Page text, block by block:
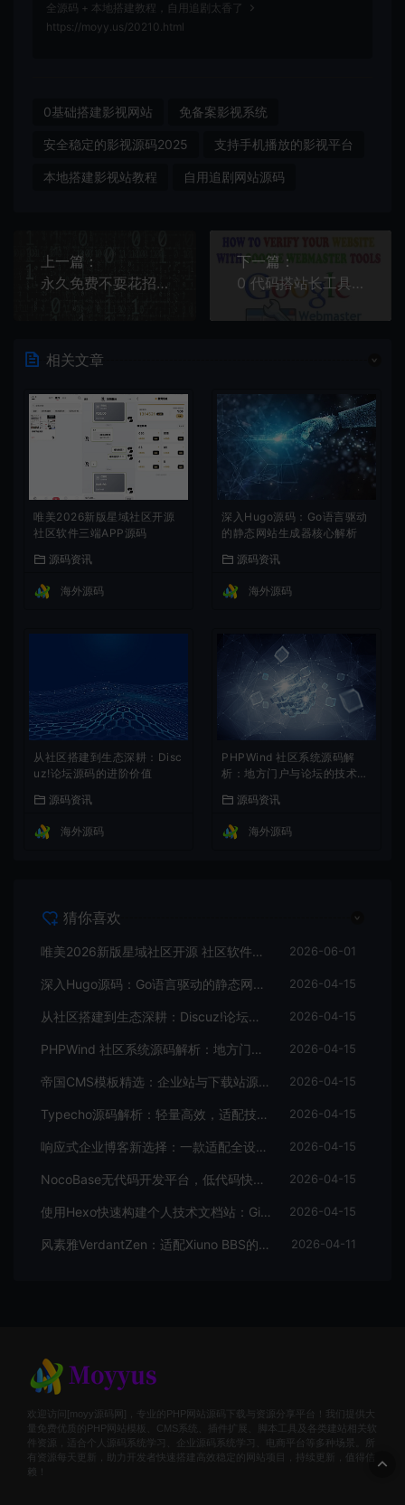
全源码 + 本地搭建教程，自用追剧太香了
https://moyy.us/20210.html
0基础搭建影视网站 免备案影视系统
安全稳定的影视源码2025 支持手机播放的影视平台
本地搭建影视站教程 自用追剧网站源码
上一篇：
永久免费不耍花招！这7个无套路源码网站程序员必收藏
下一篇：
0 代码搭站长工具箱！2025 开源源码 + 完整教程，新手 1 小时上手
相关文章
唯美2026新版星域社区开源
社区软件三端APP源码
源码资讯
海外源码
深入Hugo源码：Go语言驱动
的静态网站生成器核心解析
源码资讯
海外源码
从社区搭建到生态深耕：Disc
uz!论坛源码的进阶价值
源码资讯
海外源码
PHPWind 社区系统源码解
析：地方门户与论坛的技术实
源码资讯
海外源码
猜你喜欢
唯美2026新版星域社区开源 社区软件三端APP源码 2026-06-01
深入Hugo源码：Go语言驱动的静态网站生成器核心解析 2026-04-15
从社区搭建到生态深耕：Discuz!论坛源码的进阶价值 2026-04-15
PHPWind 社区系统源码解析：地方门户与论坛的技术实现 2026-04-15
帝国CMS模板精选：企业站与下载站源码全解析 2026-04-15
Typecho源码解析：轻量高效，适配技术博主的个人博客首选 2026-04-15
响应式企业博客新选择：一款适配全设备的WordPress主题源码 2026-04-15
NocoBase无代码开发平台，低代码快速搭建应用，支持自定义工作流 2026-04-15
使用Hexo快速构建个人技术文档站：GitHub Pages托管全攻略 2026-04-15
风素雅VerdantZen：适配Xiuno BBS的现代化主题源码解析与体验优化 2026-04-11
欢迎访问[moyy源码网]，专业的PHP网站源码下载与资源分享平台！我们提供大
量免费优质的PHP网站模板、CMS系统、插件扩展、脚本工具及各类建站相关软
件资源，适合个人源码系统学习、企业源码系统学习、电商平台等多种场景。所
有资源每天更新，助力开发者快速搭建高效稳定的网站项目，持续更新，值得信
赖！